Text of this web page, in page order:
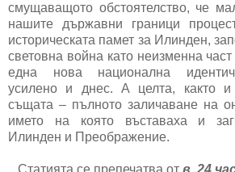
смущаващото обстоятелство, че
нашите държавни граници
историческата памет за Илинден,
световна война като неизменна
една нова национална
усилено и днес. А целта, както и
същата – пълното заличаване на
името на която въставаха и
Илинден и Преображение.